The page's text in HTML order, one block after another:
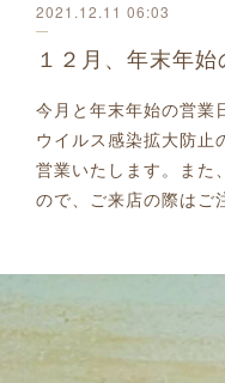
2021.12.11 06:03
１２月、年末年
今月と年末年始の営業
ウイルス感染拡大防止
営業いたします。また
ので、ご来店の際は